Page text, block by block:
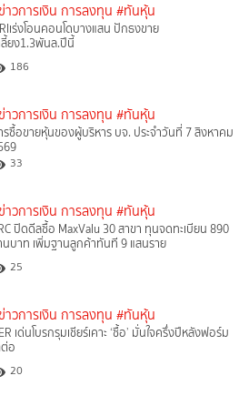
าวการเงิน การลงทุน #ทันหุ้น
เร่งโอนคอนโดบางแสน ปักธงขาย
ลี้ยง1.3พันล.ปีนี้
186
าวการเงิน การลงทุน #ทันหุ้น
รซื้อขายหุ้นของผู้บริหาร บจ. ประจำวันที่ 7 สิงหาคม
33
าวการเงิน การลงทุน #ทันหุ้น
ปิดดีลซื้อ MaxValu 30 สาขา ทุนจดทะเบียน 890
นบาท เพิ่มฐานลูกค้าทันที 9 แสนราย
25
าวการเงิน การลงทุน #ทันหุ้น
เด่นโบรกรุมเชียร์เคาะ ‘ซื้อ’ มั่นใจครึ่งปีหลังฟอร์ม
ต่อ
20